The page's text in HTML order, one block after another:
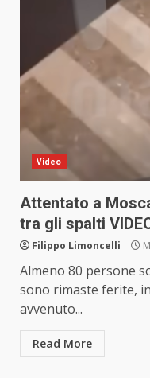
Video
Attentato a
tra gli spalti
Filippo Limoncelli
Almeno 80 persone
sono rimaste ferite,
avvenuto...
Read More